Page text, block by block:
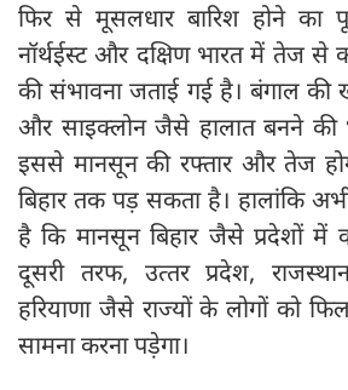
फिर से मूसलधार बारिश होने का
नॉर्थईस्‍ट और दक्षिण भारत में तेज से
की संभावना जताई गई है। बंगाल
और साइक्‍लोन जैसे हालात बनने की
इससे मानसून की रफ्तार और तेज
बिहार तक पड़ सकता है। हालांकि
है कि मानसून बिहार जैसे प्रदेशों में
दूसरी तरफ, उत्‍तर प्रदेश,
हरियाणा जैसे राज्‍यों के लोगों को
सामना करना पड़ेगा।